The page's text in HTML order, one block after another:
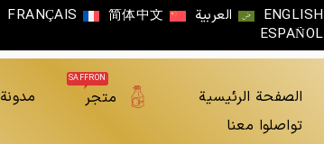
ENGLISH العربية 简体中文
FRANÇAIS
ESPAÑOL
الصفحة الرئيسية متجر
SAFFRON
مدونة
تواصلوا معنا